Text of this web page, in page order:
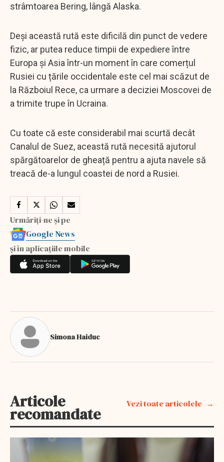
strâmtoarea Bering, lângă Alaska.
Deși această rută este dificilă din punct de vedere
fizic, ar putea reduce timpii de expediere între
Europa și Asia într-un moment în care comerțul
Rusiei cu țările occidentale este cel mai scăzut de
la Războiul Rece, ca urmare a deciziei Moscovei de
a trimite trupe în Ucraina.
Cu toate că este considerabil mai scurtă decât
Canalul de Suez, această rută necesită ajutorul
spărgătoarelor de gheață pentru a ajuta navele să
treacă de-a lungul coastei de nord a Rusiei.
Urmăriți-ne și pe
Google News
și în aplicațiile mobile
Simona Haiduc
Articole
recomandate
Vezi toate articolele